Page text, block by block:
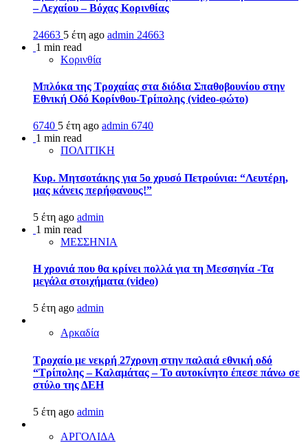
– Λεχαίου – Βόχας Κορινθίας
24663 5 έτη ago admin 24663
1 min read
Κορινθία
Μπλόκα της Τροχαίας στα διόδια Σπαθοβουνίου στην
Εθνική Οδό Κορίνθου-Τρίπολης (video-φώτο)
6740 5 έτη ago admin 6740
1 min read
ΠΟΛΙΤΙΚΗ
Κυρ. Μητσοτάκης για 5ο χρυσό Πετρούνια: “Λευτέρη,
μας κάνεις περήφανους!”
5 έτη ago admin
1 min read
ΜΕΣΣΗΝΙΑ
Η χρονιά που θα κρίνει πολλά για τη Μεσσηνία -Τα
μεγάλα στοιχήματα (video)
5 έτη ago admin
Αρκαδία
Τροχαίο με νεκρή 27χρονη στην παλαιά εθνική οδό
“Τρίπολης – Καλαμάτας – Το αυτοκίνητο έπεσε πάνω σε
στύλο της ΔΕΗ
5 έτη ago admin
ΑΡΓΟΛΙΔΑ